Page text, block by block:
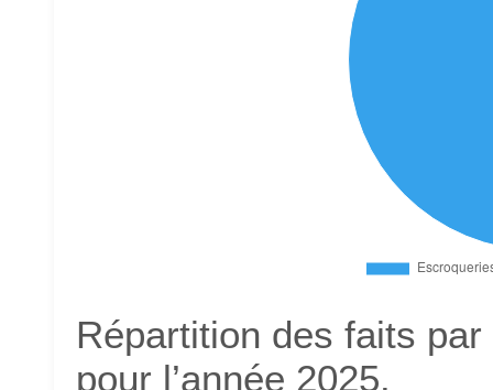
Répartition des faits
pour l’année 2025.